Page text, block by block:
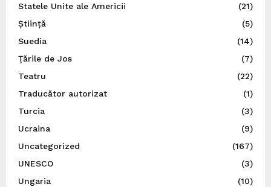
Statele Unite ale Americii
(21)
Știință
(5)
Suedia
(14)
Ţările de Jos
(7)
Teatru
(22)
Traducător autorizat
(1)
Turcia
(3)
Ucraina
(9)
Uncategorized
(167)
UNESCO
(3)
Ungaria
(10)